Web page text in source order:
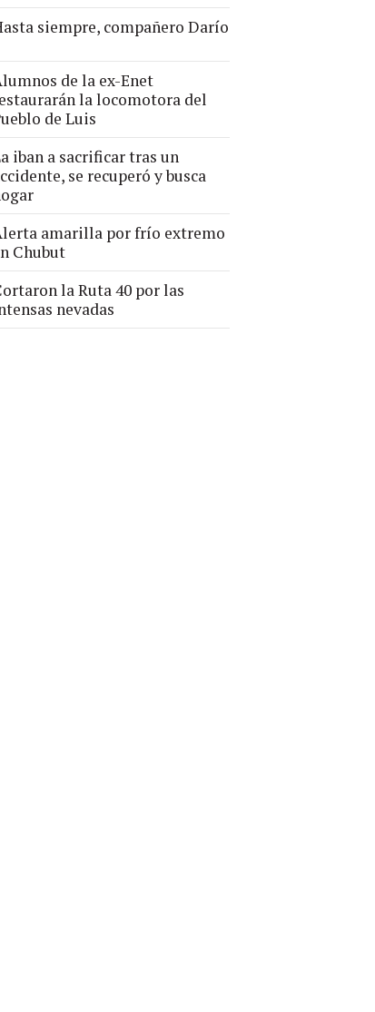
siempre, compañero Darío
de la ex-Enet
la locomotora del
de Luis
iban a sacrificar tras un
se recuperó y busca
amarilla por frío extremo
Chubut
la Ruta 40 por las
nevadas